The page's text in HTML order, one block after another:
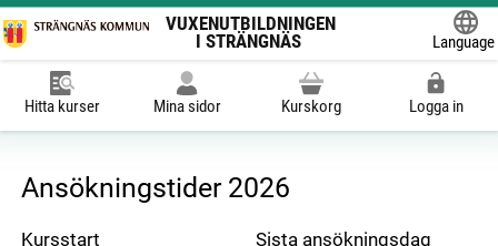
VUXENUTBILDNINGEN
I STRÄNGNÄS
Language
Hitta kurser Mina sidor Kurskorg Logga in
Ansökningstider 2026
Kursstart Sista ansökningsdag